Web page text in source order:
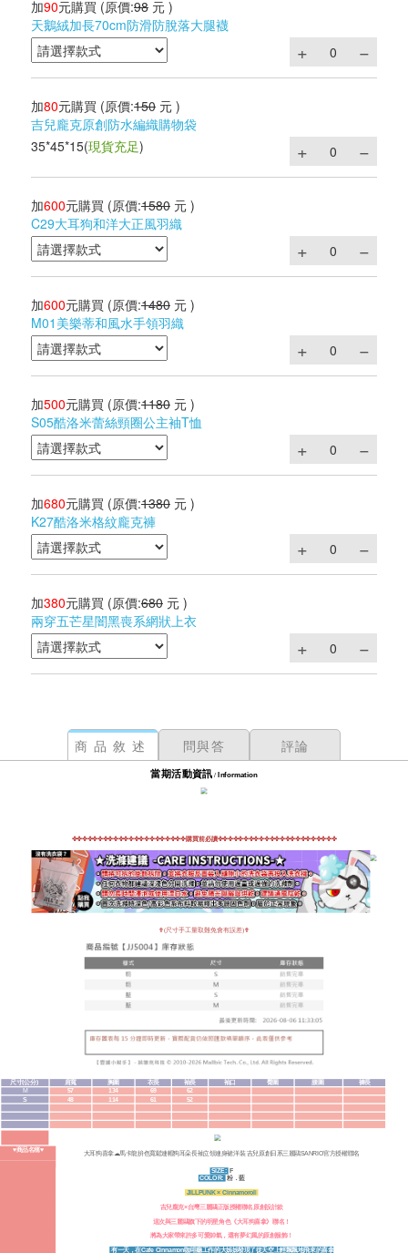
加90元購買 (原價:98 元 )
天鵝絨加長70cm防滑防脫落大腿襪
加80元購買 (原價:150 元 )
吉兒龐克原創防水編織購物袋
35*45*15(現貨充足)
加600元購買 (原價:1580 元 )
C29大耳狗和洋大正風羽織
加600元購買 (原價:1480 元 )
M01美樂蒂和風水手領羽織
加500元購買 (原價:1180 元 )
S05酷洛米蕾絲頸圈公主袖T恤
加680元購買 (原價:1380 元 )
K27酷洛米格紋龐克褲
加380元購買 (原價:680 元 )
兩穿五芒星闇黑喪系網狀上衣
商品敘述 問與答 評論